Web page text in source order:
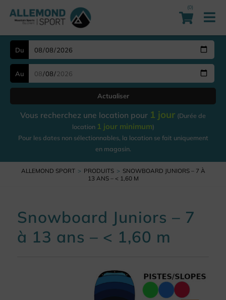
(0)
Du
Au
Actualiser
Vous recherchez une location pour 1 jour (Durée de
location 1 jour minimum)
Pour les dates non sélectionnables, la location se fait uniquement
en magasin.
ALLEMOND SPORT PRODUITS
SNOWBOARD JUNIORS – 7 À
13 ANS – < 1,60 M
Snowboard Juniors – 7
à 13 ans – < 1,60 m